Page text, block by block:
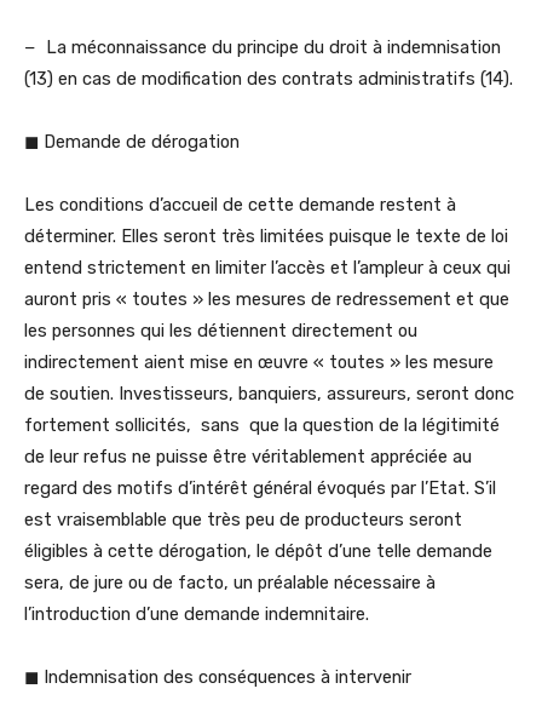
− La méconnaissance du principe du droit à indemnisation
(13) en cas de modification des contrats administratifs (14).
◼ Demande de dérogation
Les conditions d’accueil de cette demande restent à
déterminer. Elles seront très limitées puisque le texte de loi
entend strictement en limiter l’accès et l’ampleur à ceux qui
auront pris « toutes » les mesures de redressement et que
les personnes qui les détiennent directement ou
indirectement aient mise en œuvre « toutes » les mesure
de soutien. Investisseurs, banquiers, assureurs, seront donc
fortement sollicités, sans que la question de la légitimité
de leur refus ne puisse être véritablement appréciée au
regard des motifs d’intérêt général évoqués par l’Etat. S’il
est vraisemblable que très peu de producteurs seront
éligibles à cette dérogation, le dépôt d’une telle demande
sera, de jure ou de facto, un préalable nécessaire à
l’introduction d’une demande indemnitaire.
◼ Indemnisation des conséquences à intervenir